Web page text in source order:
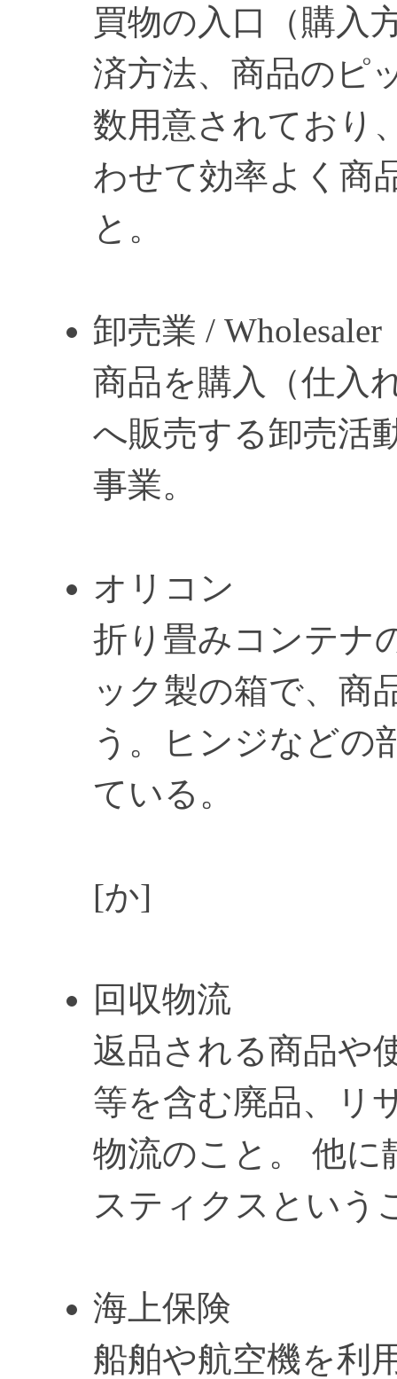
買物の入口（購入
済方法、商品のピ
数用意されており
わせて効率よく商
と。
卸売業 / Wholesaler
商品を購入（仕入
へ販売する卸売活
事業。
オリコン
折り畳みコンテナ
ック製の箱で、商
う。ヒンジなどの
ている。
[か]
回収物流
返品される商品や
等を含む廃品、リ
物流のこと。 他に
スティクスという
海上保険
船舶や航空機を利